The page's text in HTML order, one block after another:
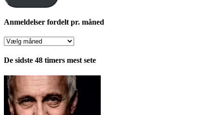
Anmeldelser fordelt pr. måned
Anmeldelser
pr.
De sidste 48 timers mest sete